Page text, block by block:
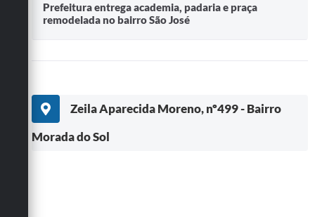
Prefeitura entrega academia, padaria e praça
remodelada no bairro São José
Zeila Aparecida Moreno, nº499 - Bairro
Morada do Sol